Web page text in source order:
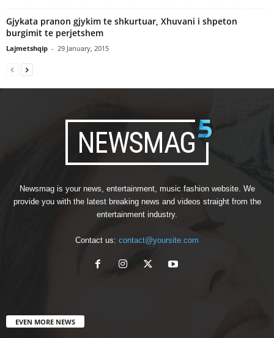
Gjykata pranon gjykim te shkurtuar, Xhuvani i shpeton
burgimit te perjetshem
Lajmetshqip - 29 January, 2015
Newsmag is your news, entertainment, music fashion website. We
provide you with the latest breaking news and videos straight from the
entertainment industry.
Contact us: contact@yoursite.com
EVEN MORE NEWS